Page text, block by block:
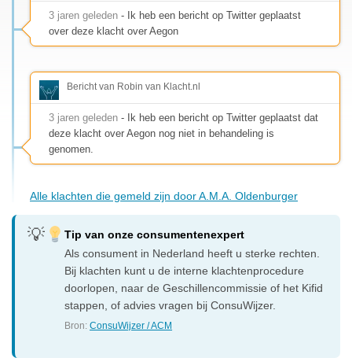
3 jaren geleden - Ik heb een bericht op Twitter geplaatst
over deze klacht over Aegon
Bericht van Robin van Klacht.nl
3 jaren geleden - Ik heb een bericht op Twitter geplaatst dat
deze klacht over Aegon nog niet in behandeling is
genomen.
Alle klachten die gemeld zijn door A.M.A. Oldenburger
Tip van onze consumentenexpert
Als consument in Nederland heeft u sterke rechten.
Bij klachten kunt u de interne klachtenprocedure
doorlopen, naar de Geschillencommissie of het Kifid
stappen, of advies vragen bij ConsuWijzer.
Bron:ConsuWijzer / ACM